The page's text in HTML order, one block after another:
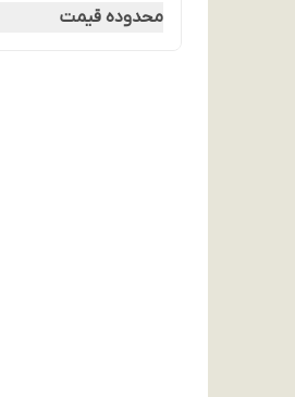
محدوده قیمت